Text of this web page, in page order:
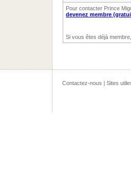
Pour contacter Prince
devenez membre
Si vous êtes déjà
Contactez-nous | Sites